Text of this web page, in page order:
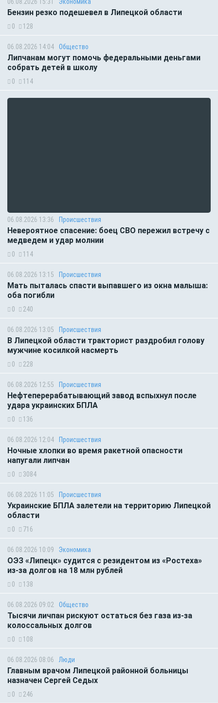
06.08.2026 15:31 Экономика
Бензин резко подешевел в Липецкой области
0 128
06.08.2026 14:04 Общество
Липчанам могут помочь федеральными деньгами
собрать детей в школу
0 114
06.08.2026 13:36 Происшествия
Невероятное спасение: боец СВО пережил встречу с
медведем и удар молнии
0 114
06.08.2026 13:15 Происшествия
Мать пыталась спасти выпавшего из окна малыша:
оба погибли
0 240
06.08.2026 13:05 Происшествия
В Липецкой области тракторист раздробил голову
мужчине косилкой насмерть
0 228
06.08.2026 12:55 Происшествия
Нефтеперерабатывающий завод вспыхнул после
удара украинских БПЛА
0 136
06.08.2026 12:04 Происшествия
Ночные хлопки во время ракетной опасности
напугали липчан
0 3084
06.08.2026 11:05 Происшествия
Украинские БПЛА залетели на территорию Липецкой
области
0 716
06.08.2026 10:09 Экономика
ОЭЗ «Липецк» судится с резидентом из «Ростеха»
из-за долгов на 18 млн рублей
0 138
06.08.2026 09:02 Общество
Тысячи личпан рискуют остаться без газа из-за
колоссальных долгов
0 108
06.08.2026 08:06 Люди
Главным врачом Липецкой районной больницы
назначен Сергей Седых
0 246